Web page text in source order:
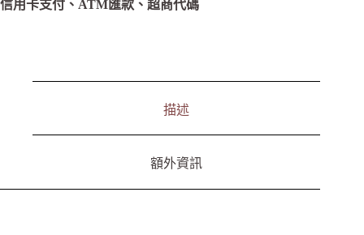
信用卡支付、ATM匯款、超商代碼
描述
額外資訊